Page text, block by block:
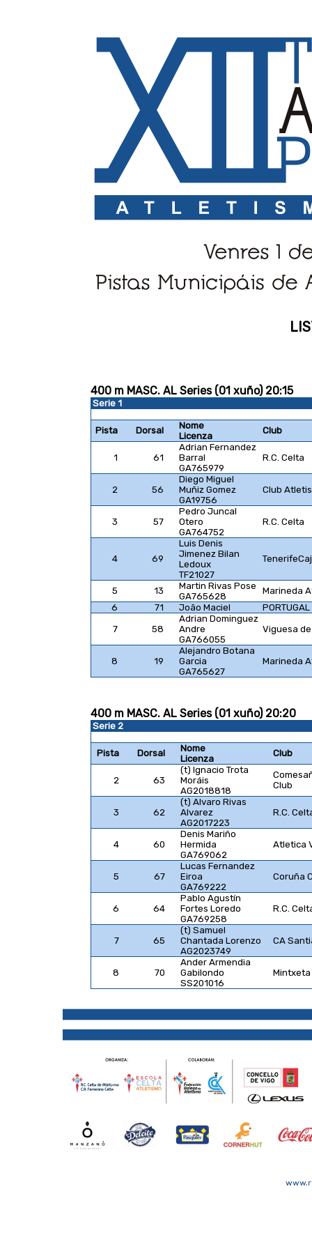
Serie 1
Pista Dorsal
Nome
Licenza
Club
1 61
Adrian Fernandez
Barral
GA765979
R.C. Celta
2 56
Diego Miguel
Muñiz Gomez
GA19756
Club
3 57
Pedro Juncal
Otero
GA764752
R.C. Celta
4 69
Luis Denis
Jimenez Bilan
Ledoux
TF21027
5 13
Martin Rivas Pose
GA765628
Marineda
6
71 João Maciel PORTUGAL
7 58
Adrian Dominguez
Andre
GA766055
Viguesa
8 19
Alejandro Botana
Garcia
GA765627
Marineda
400 m MASC. AL Series (01 xuño) 20:15
Serie 2
Pista Dorsal
Nome
Licenza
Club
2 63
(t) Ignacio Trota
Moráis
AG2018818
Club
3 62
(t) Alvaro Rivas
Alvarez
AG2017223
R.C.
4 60
Denis Mariño
Hermida
GA769062
Atletica
5 67
Lucas Fernandez
Eiroa
GA769222
Coruña
6 64
Pablo Agustín
Fortes Loredo
GA769258
R.C.
7 65
(t) Samuel
Chantada Lorenzo
AG2023749
CA
8 70
Ander Armendia
Gabilondo
SS201016
400 m MASC. AL Series (01 xuño) 20:20